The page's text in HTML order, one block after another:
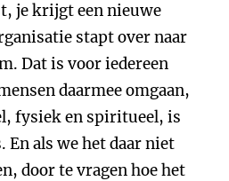
je krijgt een nieuwe
stapt over naar
Dat is voor iedereen
daarmee omgaan,
fysiek en spiritueel, is
En als we het daar niet
door te vragen hoe het